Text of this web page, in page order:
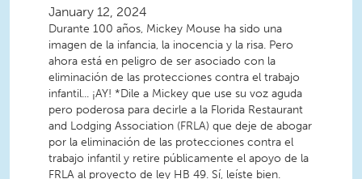
January 12, 2024
Durante 100 años, Mickey Mouse ha sido una
imagen de la infancia, la inocencia y la risa. Pero
ahora está en peligro de ser asociado con la
eliminación de las protecciones contra el trabajo
infantil... ¡AY! *Dile a Mickey que use su voz aguda
pero poderosa para decirle a la Florida Restaurant
and Lodging Association (FRLA) que deje de abogar
por la eliminación de las protecciones contra el
trabajo infantil y retire públicamente el apoyo de la
FRLA al proyecto de ley HB 49. Sí, leíste bien.